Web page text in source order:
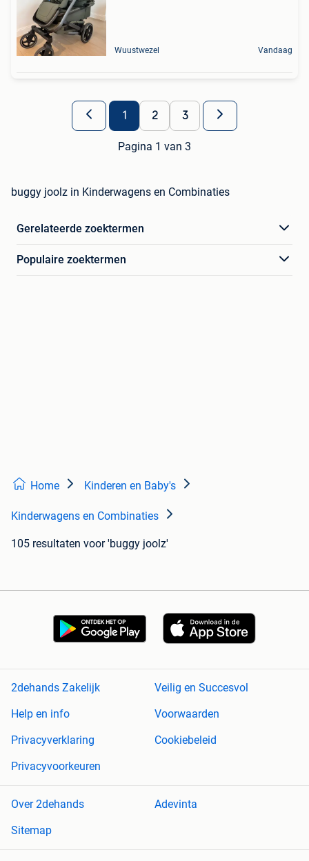
Wuustwezel Vandaag
1 2 3
Pagina 1 van 3
buggy joolz in Kinderwagens en Combinaties
Gerelateerde zoektermen
Populaire zoektermen
Home Kinderen en Baby's
Kinderwagens en Combinaties
105 resultaten voor 'buggy joolz'
2dehands Zakelijk
Veilig en Succesvol
Help en info
Voorwaarden
Privacyverklaring
Cookiebeleid
Privacyvoorkeuren
Over 2dehands
Adevinta
Sitemap